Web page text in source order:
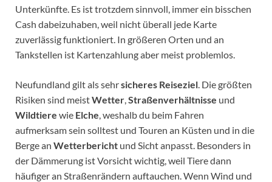
Unterkünfte. Es ist trotzdem sinnvoll, immer ein bisschen
Cash dabeizuhaben, weil nicht überall jede Karte
zuverlässig funktioniert. In größeren Orten und an
Tankstellen ist Kartenzahlung aber meist problemlos.
Neufundland gilt als sehrsicheres Reiseziel. Die größten
Risiken sind meistWetter,Straßenverhältnisse und
Wildtiere wie Elche, weshalb du beim Fahren
aufmerksam sein solltest und Touren an Küsten und in die
Berge an Wetterbericht und Sicht anpasst. Besonders in
der Dämmerung ist Vorsicht wichtig, weil Tiere dann
häufiger an Straßenrändern auftauchen. Wenn Wind und